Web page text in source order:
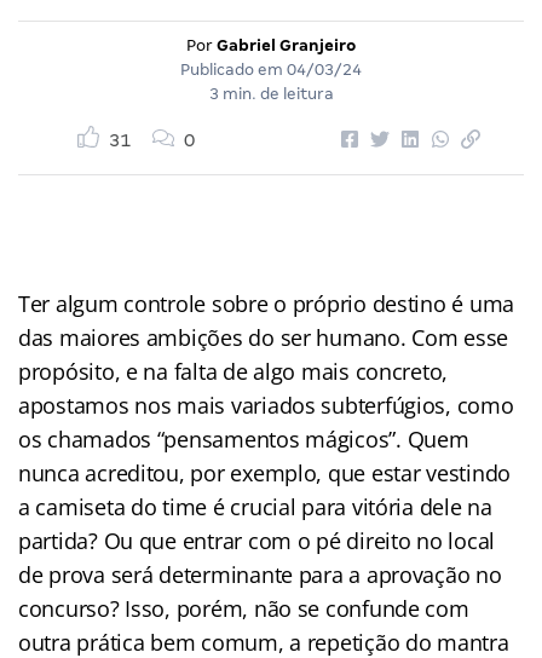
Por Gabriel Granjeiro
Publicado em 04/03/24
3 min. de leitura
31 0
Ter algum controle sobre o próprio destino é uma
das maiores ambições do ser humano. Com esse
propósito, e na falta de algo mais concreto,
apostamos nos mais variados subterfúgios, como
os chamados “pensamentos mágicos”. Quem
nunca acreditou, por exemplo, que estar vestindo
a camiseta do time é crucial para vitória dele na
partida? Ou que entrar com o pé direito no local
de prova será determinante para a aprovação no
concurso? Isso, porém, não se confunde com
outra prática bem comum, a repetição do mantra